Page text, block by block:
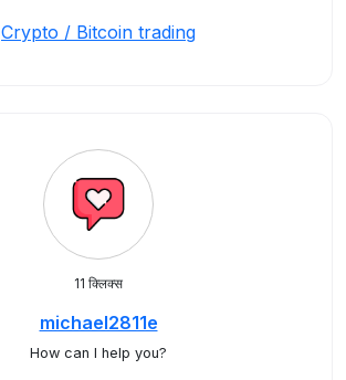
Crypto / Bitcoin trading
11 क्लिक्स
michael2811e
How can I help you?